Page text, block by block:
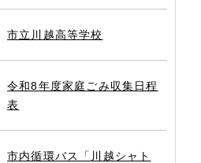
市立川越高等学校
令和8年度家庭ごみ収集日程
表
市内循環バス「川越シャト